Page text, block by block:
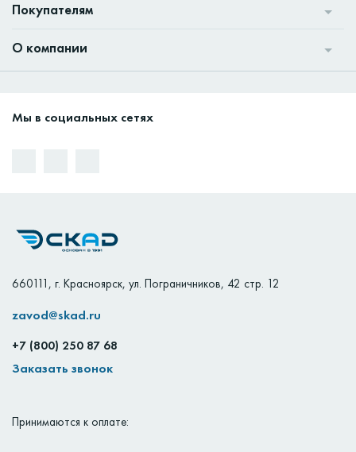
660111 , г. Красноярск, ул. Пограничников, 42 стр. 12
zavod@skad.ru
+7 (800) 250 87 68
Заказать звонок
Покупателям
О компании
Мы в социальных сетях
Принимаются к оплате: